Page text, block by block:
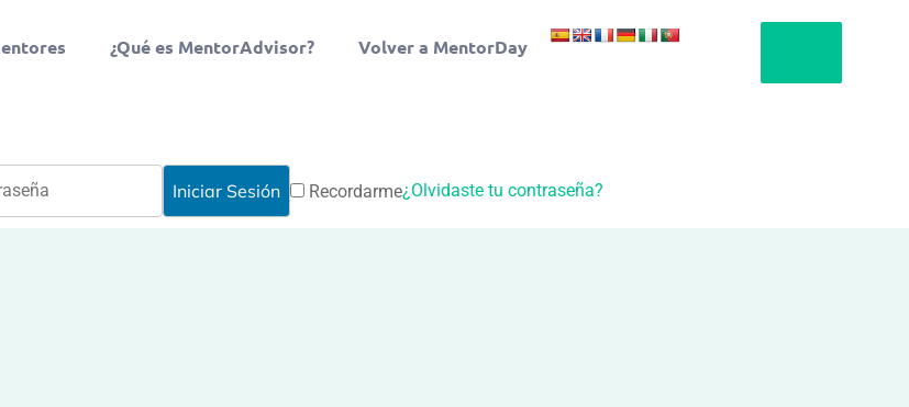
¿Qué es MentorAdvisor? Volver a MentorDay
Recordarme¿Olvidaste tu contraseña?